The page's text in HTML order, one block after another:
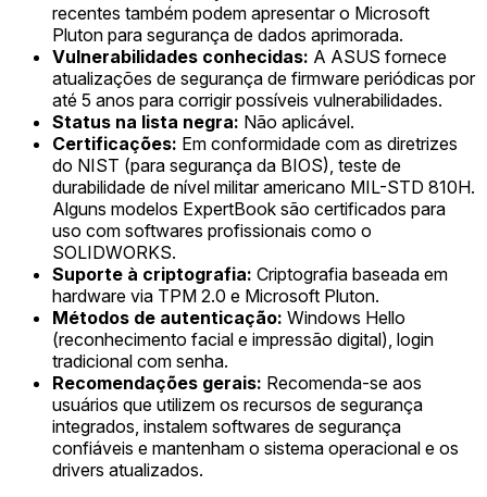
recentes também podem apresentar o Microsoft
Pluton para segurança de dados aprimorada.
Vulnerabilidades conhecidas: A ASUS fornece
atualizações de segurança de firmware periódicas por
até 5 anos para corrigir possíveis vulnerabilidades.
Status na lista negra: Não aplicável.
Certificações: Em conformidade com as diretrizes
do NIST (para segurança da BIOS), teste de
durabilidade de nível militar americano MIL-STD 810H.
Alguns modelos ExpertBook são certificados para
uso com softwares profissionais como o
SOLIDWORKS.
Suporte à criptografia: Criptografia baseada em
hardware via TPM 2.0 e Microsoft Pluton.
Métodos de autenticação: Windows Hello
(reconhecimento facial e impressão digital), login
tradicional com senha.
Recomendações gerais: Recomenda-se aos
usuários que utilizem os recursos de segurança
integrados, instalem softwares de segurança
confiáveis e mantenham o sistema operacional e os
drivers atualizados.